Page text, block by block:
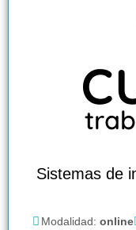
Sistemas de
Modalidad: online